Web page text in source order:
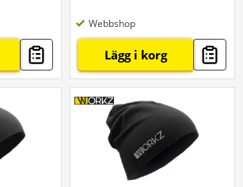
Webbshop
Lägg i korg